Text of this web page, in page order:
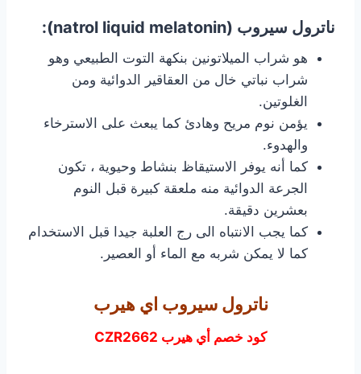
ناترول سيروب (natrol liquid melatonin):
هو شراب الميلاتونين بنكهة التوت الطبيعي وهو
شراب نباتي خال من العقاقير الدوائية ومن
الغلوتين.
يؤمن نوم مريح وهادئ كما يبعث على الاسترخاء
والهدوء.
كما أنه يوفر الاستيقاظ بنشاط وحيوية ، تكون
الجرعة الدوائية منه ملعقة كبيرة قبل النوم
بعشرين دقيقة.
كما يجب الانتباه الى رج العلبة جيدا قبل الاستخدام
كما لا يمكن شربه مع الماء أو العصير.
ناترول سيروب اي هيرب
كود خصم أي هيرب CZR2662